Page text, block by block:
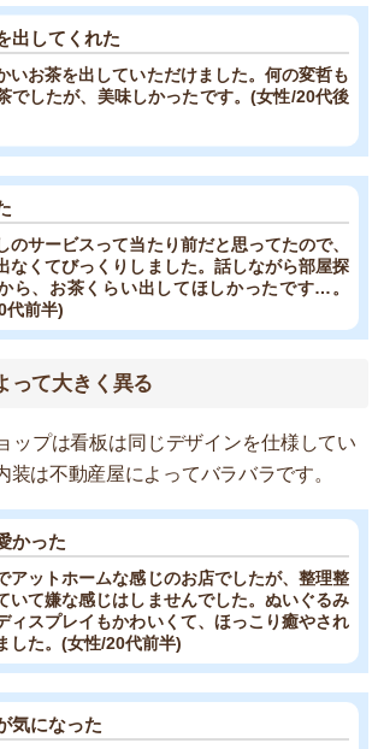
出してくれた
いお茶を出していただけました。何の変哲も
でしたが、美味しかったです。(女性/20代後
のサービスって当たり前だと思ってたので、
なくてびっくりしました。話しながら部屋探
ら、お茶くらい出してほしかったです…。
代前半)
って大きく異る
ップは看板は同じデザインを仕様してい
装は不動産屋によってバラバラです。
かった
アットホームな感じのお店でしたが、整理整
いて嫌な感じはしませんでした。ぬいぐるみ
ィスプレイもかわいくて、ほっこり癒やされ
した。(女性/20代前半)
気になった